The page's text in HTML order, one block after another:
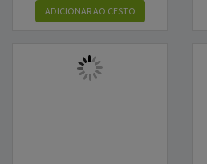
ADICIONAR AO CESTO